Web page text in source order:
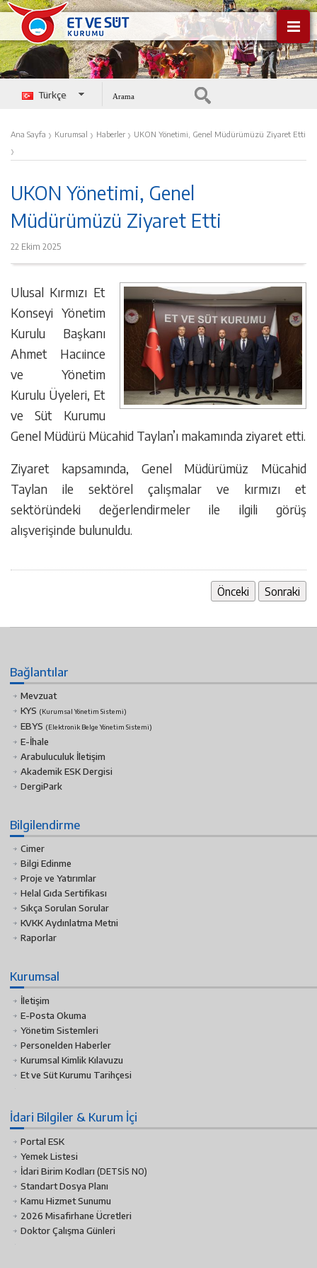
Türkçe
Ana Sayfa › Kurumsal › Haberler › UKON Yönetimi, Genel Müdürümüzü Ziyaret Etti
›
UKON Yönetimi, Genel
Müdürümüzü Ziyaret Etti
22 Ekim 2025
Ulusal Kırmızı Et
Konseyi Yönetim
Kurulu Başkanı
Ahmet Hacıince
ve Yönetim
Kurulu Üyeleri, Et
ve Süt Kurumu
Genel Müdürü Mücahid Taylan’ı makamında ziyaret etti.
Ziyaret kapsamında, Genel Müdürümüz Mücahid
Taylan ile sektörel çalışmalar ve kırmızı et
sektöründeki değerlendirmeler ile ilgili görüş
alışverişinde bulunuldu.
Önceki Sonraki
Bağlantılar
Mevzuat
KYS (Kurumsal Yönetim Sistemi)
EBYS (Elektronik Belge Yönetim Sistemi)
E-İhale
Arabuluculuk İletişim
Akademik ESK Dergisi
DergiPark
Bilgilendirme
Cimer
Bilgi Edinme
Proje ve Yatırımlar
Helal Gıda Sertifikası
Sıkça Sorulan Sorular
KVKK Aydınlatma Metni
Raporlar
Kurumsal
İletişim
E-Posta Okuma
Yönetim Sistemleri
Personelden Haberler
Kurumsal Kimlik Kılavuzu
Et ve Süt Kurumu Tarihçesi
İdari Bilgiler & Kurum İçi
Portal ESK
Yemek Listesi
İdari Birim Kodları (DETSİS NO)
Standart Dosya Planı
Kamu Hizmet Sunumu
2026 Misafirhane Ücretleri
Doktor Çalışma Günleri